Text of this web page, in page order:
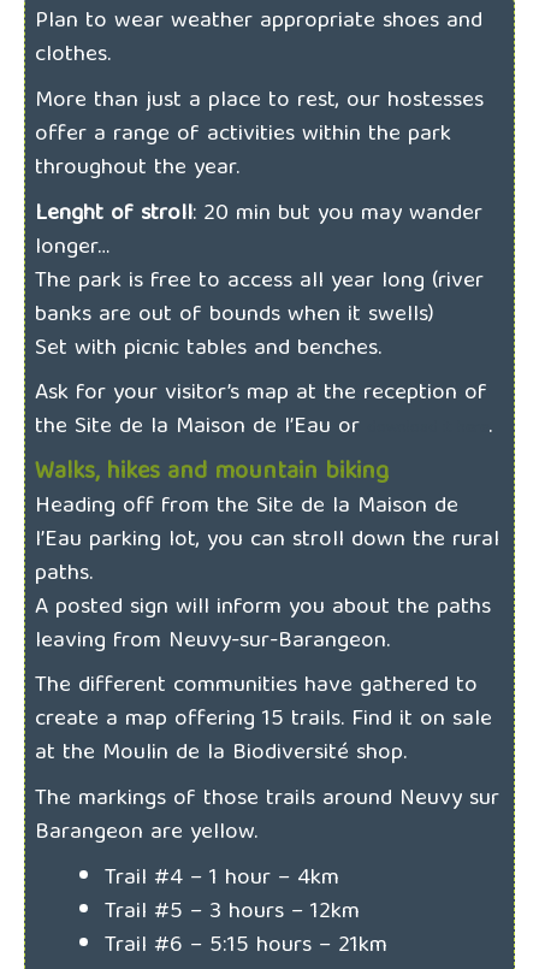
Plan to wear weather appropriate shoes and
clothes.
More than just a place to rest, our hostesses
offer a range of activities within the park
throughout the year.
Lenght of stroll: 20 min but you may wander
longer…
The park is free to access all year long (river
banks are out of bounds when it swells)
Set with picnic tables and benches.
Ask for your visitor’s map at the reception of
the Site de la Maison de l’Eau or
.
Walks, hikes and mountain biking
Heading off from the Site de la Maison de
l’Eau parking lot, you can stroll down the rural
paths.
A posted sign will inform you about the paths
leaving from Neuvy-sur-Barangeon.
The different communities have gathered to
create a map offering 15 trails. Find it on sale
at the Moulin de la Biodiversité shop.
The markings of those trails around Neuvy sur
Barangeon are yellow.
Trail #4 – 1 hour – 4km
Trail #5 – 3 hours – 12km
Trail #6 – 5:15 hours – 21km